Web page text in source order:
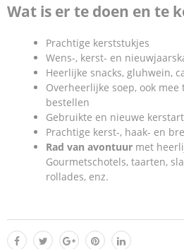
Wat is er te doen en te
Prachtige kerststukjes
Wens-, kerst- en
Heerlijke snacks, gluhwein,
Overheerlijke soep, ook
bestellen
Gebruikte en nieuwe
Prachtige kerst-, haak- en
Rad van avontuur met
Gourmetschotels, taarten,
rollades, enz.